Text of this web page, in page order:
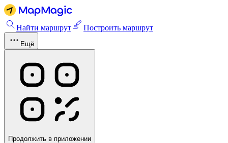
Найти маршрут Построить маршрут
Ещё
Продолжить в приложении